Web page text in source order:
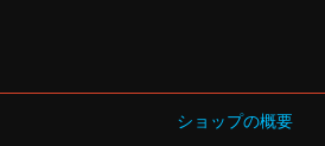
ショップの概要